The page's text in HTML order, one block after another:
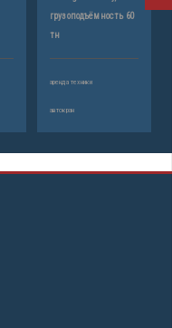
грузоподъёмность 60
тн
аренда техники
автокран